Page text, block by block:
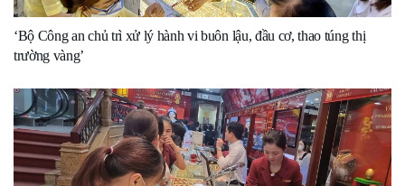
‘Bộ Công an chủ trì xử lý hành vi buôn lậu, đầu cơ, thao túng thị
trường vàng’